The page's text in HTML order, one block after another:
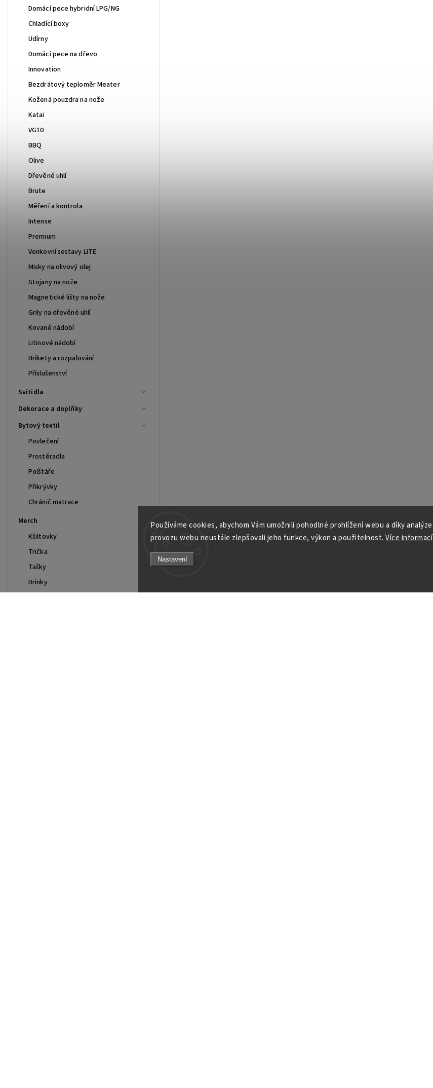
Používáme cookies, abychom Vám umožnili pohodlné prohlížení webu a díky analýze
provozu webu neustále zlepšovali jeho funkce, výkon a použitelnost. Více informací
Nastavení
Domácí pece hybridní LPG/NG
Chladící boxy
Udírny
Domácí pece na dřevo
Innovation
Bezdrátový teploměr Meater
Kožená pouzdra na nože
Katai
VG10
BBQ
Olive
Dřevěné uhlí
Brute
Měření a kontrola
Intense
Premium
Venkovní sestavy LITE
Misky na olivový olej
Stojany na nože
Magnetické lišty na nože
Grily na dřevěné uhlí
Kované nádobí
Litinové nádobí
Brikety a rozpalování
Příslušenství
Svítidla
Dekorace a doplňky
Bytový textil
Povlečení
Prostěradla
Polštáře
Přikrývky
Chránič matrace
Merch
Kšiltovky
Trička
Tašky
Drinky